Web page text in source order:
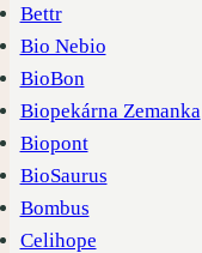
Bettr
Bio Nebio
BioBon
Biopekárna Zemanka
Biopont
BioSaurus
Bombus
Celihope